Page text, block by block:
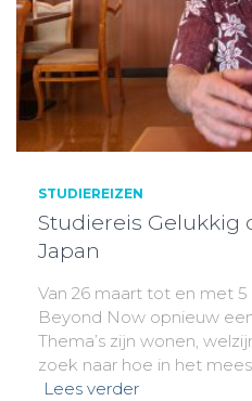
STUDIEREIZEN
Studiereis Gelukkig
Japan
Van 26 maart tot en met 5
Beyond Now opnieuw
Thema’s zijn wonen,
zoek naar hoe in het
Lees verder